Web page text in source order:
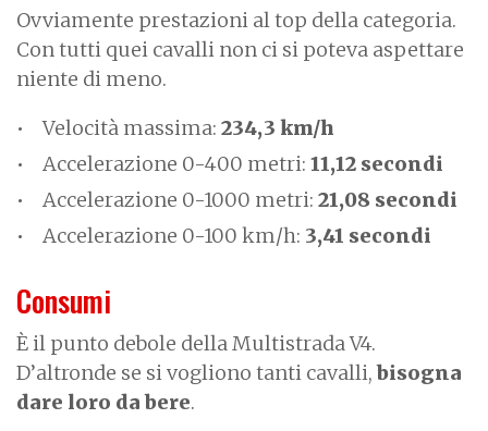
Ovviamente prestazioni al top della categoria.
Con tutti quei cavalli non ci si poteva aspettare
niente di meno.
Velocità massima: 234,3 km/h
Accelerazione 0-400 metri: 11,12 secondi
Accelerazione 0-1000 metri: 21,08 secondi
Accelerazione 0-100 km/h: 3,41 secondi
Consumi
È il punto debole della Multistrada V4.
D’altronde se si vogliono tanti cavalli,bisogna
dare loro da bere.